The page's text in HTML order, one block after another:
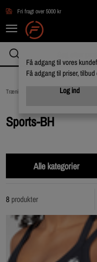
Fri fragt over 5000 kr
Få adgang til vores
Få adgang til priser,
Log ind
Træningstøj / Træningstøj til hende /
Sports-BH
Alle kategorier
8 produkter